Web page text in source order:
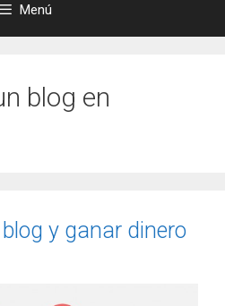
Menú
blog en
y ganar dinero